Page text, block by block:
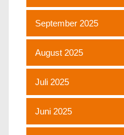
September 2025
August 2025
Juli 2025
Juni 2025